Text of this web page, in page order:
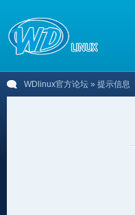
WDlinux官方论坛 » 提示信息